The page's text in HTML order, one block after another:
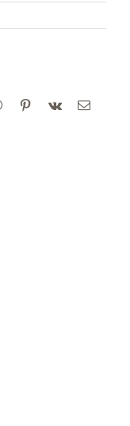
WhatsApp
Pinterest
Vk
E-